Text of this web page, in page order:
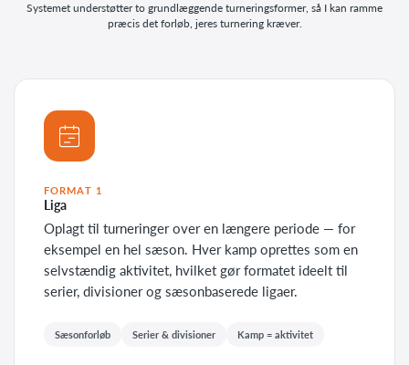
Systemet understøtter to grundlæggende turneringsformer, så I kan ramme
præcis det forløb, jeres turnering kræver.
FORMAT 1
Liga
Oplagt til turneringer over en længere periode — for
eksempel en hel sæson. Hver kamp oprettes som en
selvstændig aktivitet, hvilket gør formatet ideelt til
serier, divisioner og sæsonbaserede ligaer.
Sæsonforløb Serier & divisioner Kamp = aktivitet